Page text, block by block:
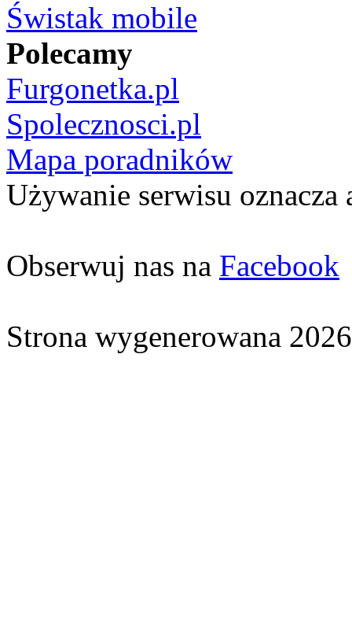
Świstak mobile
Polecamy
Furgonetka.pl
Spolecznosci.pl
Mapa poradników
Używanie serwisu oznacza
Obserwuj nas na Facebook
Strona wygenerowana